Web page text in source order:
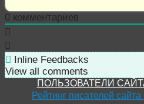
0 комментариев
Inline Feedbacks
View all comments
ПОЛЬЗОВАТЕЛИ
Рейтинг писателей сайта